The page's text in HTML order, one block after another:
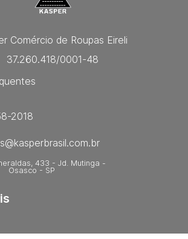
Comércio de Roupas Eireli
37.260.418/0001-48
2018
433 - Jd. Mutinga -
Osasco - SP